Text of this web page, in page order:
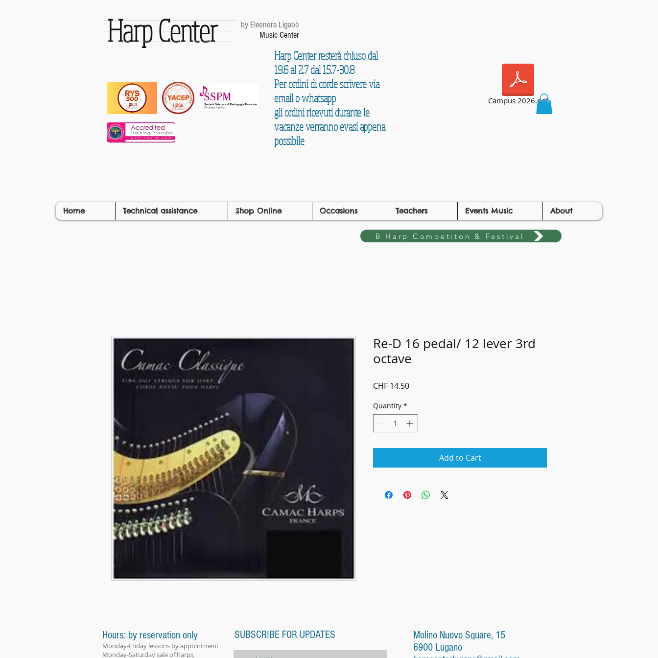
Harp Center
by Eleonora Ligabò
Music Center
Harp Center resterà chiuso dal
19.6 al 2.7 dal 15.7-30.8
Per ordini di corde scrivere via
email o whatsapp
gli ordini ricevuti durante le
vacanze verranno evasi appena
possibile
Campus 2026.pdf
Home Technical assistance Shop Online Occasions Teachers Events Music About
B Harp Competiton & Festival
Re-D 16 pedal/ 12 lever 3rd
octave
CHF 14.50Price
Quantity *
Add to Cart
Hours: by reservation only
Monday-Friday lessons by appointment
Monday-Saturday sale of harps,
SUBSCRIBE FOR UPDATES
Molino Nuovo Square, 15
6900 Lugano